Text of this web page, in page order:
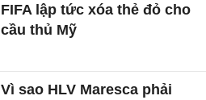
FIFA lập tức xóa thẻ đỏ cho
cầu thủ Mỹ
Vì sao HLV Maresca phải